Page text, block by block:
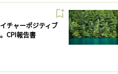
チャーポジティブ
CPI報告書